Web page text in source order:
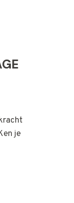
je